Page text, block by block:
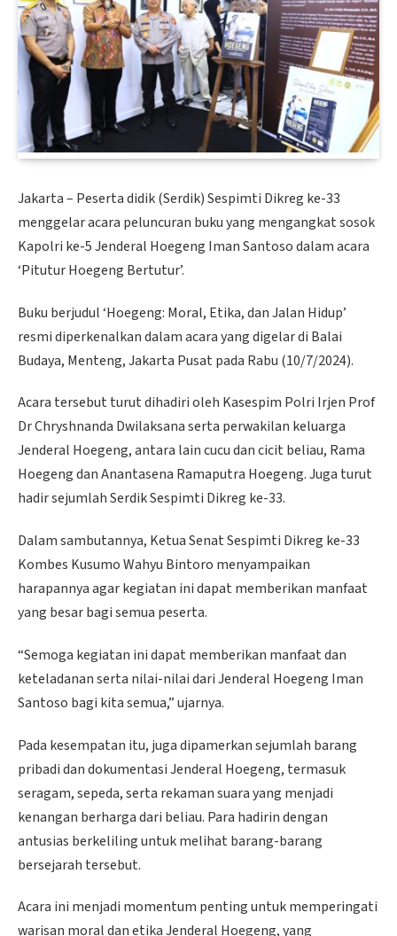
Jakarta – Peserta didik (Serdik) Sespimti Dikreg ke-33
menggelar acara peluncuran buku yang mengangkat sosok
Kapolri ke-5 Jenderal Hoegeng Iman Santoso dalam acara
‘Pitutur Hoegeng Bertutur’.
Buku berjudul ‘Hoegeng: Moral, Etika, dan Jalan Hidup’
resmi diperkenalkan dalam acara yang digelar di Balai
Budaya, Menteng, Jakarta Pusat pada Rabu (10/7/2024).
Acara tersebut turut dihadiri oleh Kasespim Polri Irjen Prof
Dr Chryshnanda Dwilaksana serta perwakilan keluarga
Jenderal Hoegeng, antara lain cucu dan cicit beliau, Rama
Hoegeng dan Anantasena Ramaputra Hoegeng. Juga turut
hadir sejumlah Serdik Sespimti Dikreg ke-33.
Dalam sambutannya, Ketua Senat Sespimti Dikreg ke-33
Kombes Kusumo Wahyu Bintoro menyampaikan
harapannya agar kegiatan ini dapat memberikan manfaat
yang besar bagi semua peserta.
“Semoga kegiatan ini dapat memberikan manfaat dan
keteladanan serta nilai-nilai dari Jenderal Hoegeng Iman
Santoso bagi kita semua,” ujarnya.
Pada kesempatan itu, juga dipamerkan sejumlah barang
pribadi dan dokumentasi Jenderal Hoegeng, termasuk
seragam, sepeda, serta rekaman suara yang menjadi
kenangan berharga dari beliau. Para hadirin dengan
antusias berkeliling untuk melihat barang-barang
bersejarah tersebut.
Acara ini menjadi momentum penting untuk memperingati
warisan moral dan etika Jenderal Hoegeng, yang